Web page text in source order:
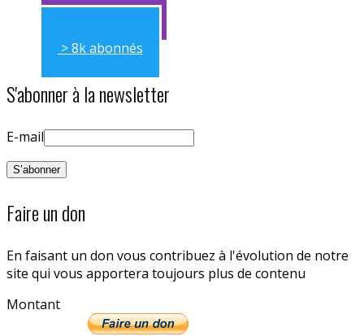
> 11k abonnés
> 8k abonnés
S'abonner à la newsletter
E-mail
Faire un don
En faisant un don vous contribuez à l'évolution de notre
site qui vous apportera toujours plus de contenu
Montant